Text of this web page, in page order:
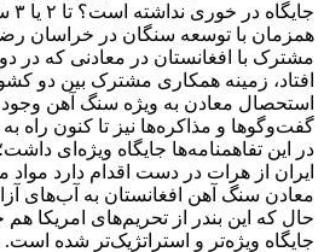
همزمان با توسعه سنگان در خراسان
مشترک با افغانستان در معادنی که در
افتاد، زمینه همکاری مشترک بین دو
استحصال معادن به ویژه سنگ آهن
گفت‌وگوها و مذاکره‌ها نیز تا کنون راه
در این تفاهمنامه‌ها جایگاه ویژه‌ای
ایران از هرات در دست اقدام دارد مواد
معادن سنگ آهن افغانستان به آب‌های آزاد
حال که این بندر از تحریم‌های امریکا هم
جایگاه ویژه‌تر و استراتژیک‌تر شده